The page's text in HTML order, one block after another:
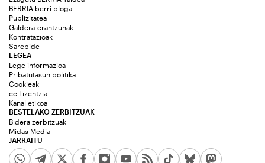
BERRIA berri bloga
Publizitatea
Galdera-erantzunak
Kontratazioak
Sarebide
JARRAITU
LEGEA
Lege informazioa
Pribatutasun politika
Cookieak
cc Lizentzia
Kanal etikoa
BESTELAKO ZERBITZUAK
Bidera zerbitzuak
Midas Media